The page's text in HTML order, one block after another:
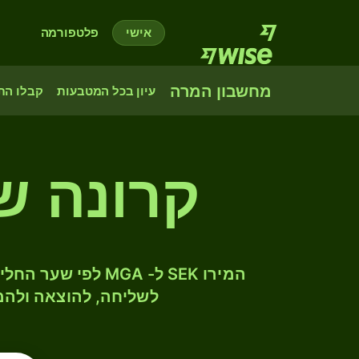
אישי פלטפורמה
מחשבון המרה עיון בכל המטבעות קבלו
קרונה
לשליחה, להוצאה